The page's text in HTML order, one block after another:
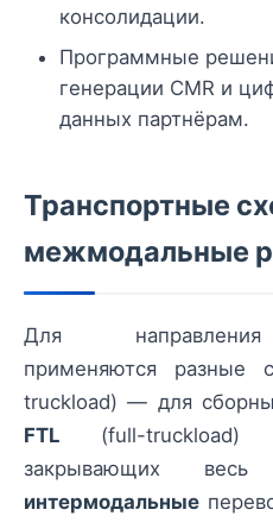
консолидации.
Программные
генерации CMR и
данных партнёрам.
Транспортные
межмодальные
Для
применяются разные
truckload) — для
FTL (full-
закрывающих
интермодальные